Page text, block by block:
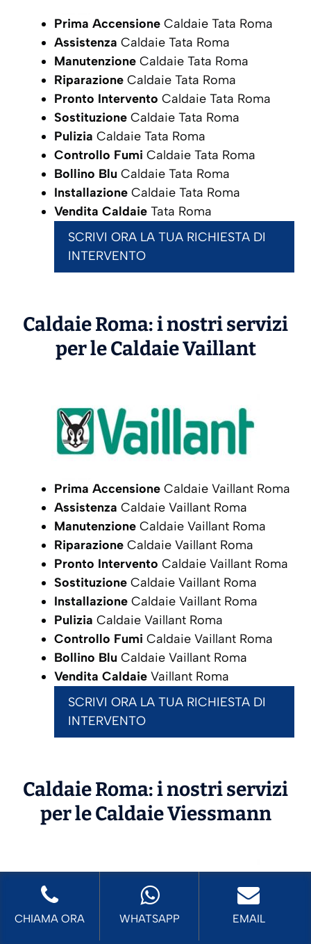
Prima Accensione Caldaie Tata Roma
Assistenza Caldaie Tata Roma
Manutenzione Caldaie Tata Roma
Riparazione Caldaie Tata Roma
Pronto Intervento Caldaie Tata Roma
Sostituzione Caldaie Tata Roma
Pulizia Caldaie Tata Roma
Controllo Fumi Caldaie Tata Roma
Bollino Blu Caldaie Tata Roma
Installazione Caldaie Tata Roma
Vendita Caldaie Tata Roma
SCRIVI ORA LA TUA RICHIESTA DI
INTERVENTO
Caldaie Roma: i nostri servizi
per le CaldaieVaillant
Prima Accensione Caldaie Vaillant Roma
Assistenza Caldaie Vaillant Roma
Manutenzione Caldaie Vaillant Roma
Riparazione Caldaie Vaillant Roma
Pronto Intervento Caldaie Vaillant Roma
Sostituzione Caldaie Vaillant Roma
Installazione Caldaie Vaillant Roma
Pulizia Caldaie Vaillant Roma
Controllo Fumi Caldaie Vaillant Roma
Bollino Blu Caldaie Vaillant Roma
Vendita Caldaie Vaillant Roma
SCRIVI ORA LA TUA RICHIESTA DI
INTERVENTO
Caldaie Roma: i nostri servizi
per le CaldaieViessmann
CHIAMA ORA WHATSAPP EMAIL